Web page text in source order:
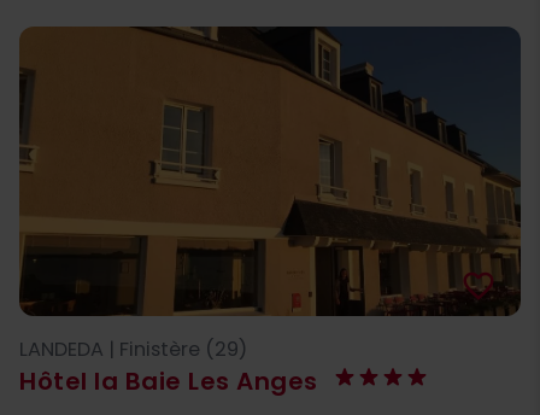
Hôtel la Baie Les Anges
favorite_border
LANDEDA | Finistère (29)